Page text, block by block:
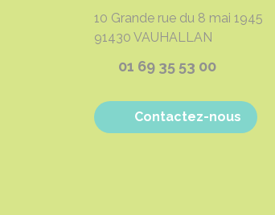
10 Grande rue du 8 mai 1945
91430 VAUHALLAN
01 69 35 53 00
Contactez-nous